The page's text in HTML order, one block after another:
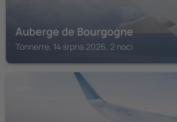
Auberge de Bourgogne
Tonnerre, 14 srpna 2026, 2 noci